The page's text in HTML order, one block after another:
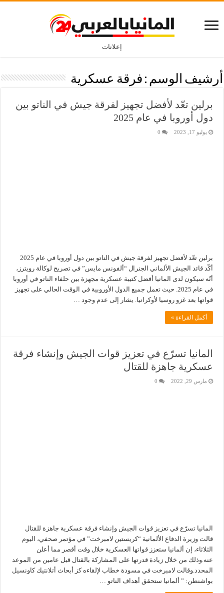
إعلانات
أرشيف الوسم : فرقة عسكرية
برلين تعّد لأفضل تجهيز لفرقة جيش في الناتو بين
دول أوروبا في عام 2025
يوليو 17, 2023 0
برلين تعّد لأفضل تجهيز لفرقة جيش في الناتو بين دول أوروبا في عام 2025
أكّد قائد الجيش الألماني الجنرال “ألفونس مايس” في تصريح لوكالة رويترز،
أنّه سيكون لدى المانيا أفضل كتيبة عسكرية مجهزة بين حلفاء الناتو في أوروبا
في عام 2025. حيث تعمل جميع الدول الأوروبية في الوقت الحالي على تجهيز
قواتها بعد غزو روسيا لأوكرانيا. يشار إلى عدم وجود …
أكمل القراءة »
المانيا تسرّع في تعزيز قوات الجيش وإنشاء فرقة
عسكرية جاهزة للقتال
مارس 29, 2022 0
المانيا تسرّع في تعزيز قوات الجيش وإنشاء فرقة عسكرية جاهزة للقتال
قالت وزيرة الدفاع الألمانية “كريستين لامبرخت” في مؤتمر صحفي، اليوم
الثلاثاء، إن ألمانيا ستعزز قواتها العسكرية خلال وقت أقصر مما أعلن
عنه.وذلك من خلال زيادة قدرتها على المشاركة بالقتال قبل عامين من الموعد
المحدد.وقالت لامبرخت في مسودة خطاب لإلقاءه كز أبحاث أتلانتيك كاونسيل
بواشنطن: ” ألمانيا ستحقق أهداف الناتو …